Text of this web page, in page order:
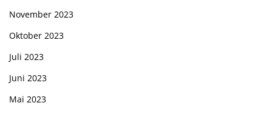
November 2023
Oktober 2023
Juli 2023
Juni 2023
Mai 2023